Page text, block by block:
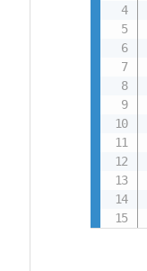
定
義
す
る
場
合
ク
ラ
ス